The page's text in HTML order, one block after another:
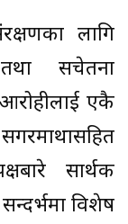
लागि
तथा सचेतना
आरोहीलाई एकै
सार्थक
विशेष